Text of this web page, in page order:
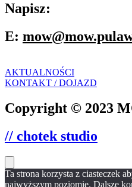
Napisz:
E:
AKTUALNOŚCI
KONTAKT / DOJAZD
Copyright © 2023
// chotek studio
Ta strona korzysta z ciasteczek
najwyższym poziomie. Dalsze